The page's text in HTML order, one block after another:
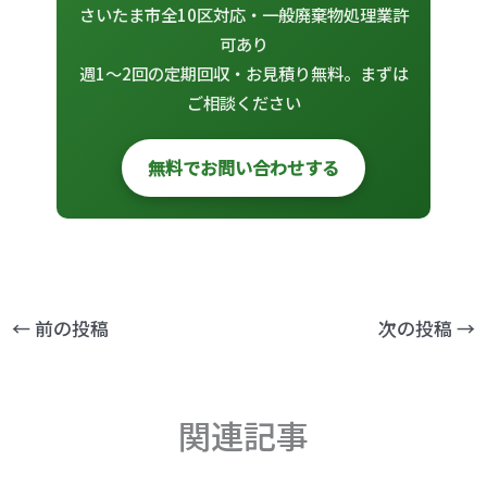
さいたま市全10区対応・一般廃棄物処理業許
可あり
週1〜2回の定期回収・お見積り無料。まずは
ご相談ください
無料でお問い合わせする
←前の投稿 次の投稿 →
関連記事